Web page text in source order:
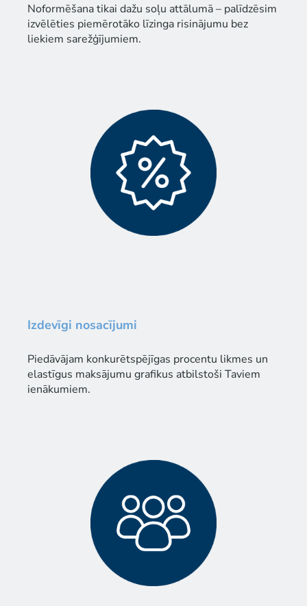
Noformēšana tikai dažu soļu attālumā – palīdzēsim
izvēlēties piemērotāko līzinga risinājumu bez
liekiem sarežģījumiem.
Izdevīgi nosacījumi
Piedāvājam konkurētspējīgas procentu likmes un
elastīgus maksājumu grafikus atbilstoši Taviem
ienākumiem.